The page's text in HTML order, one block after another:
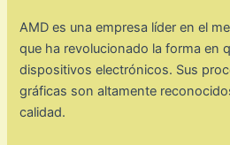
AMD es una empresa líder en el
que ha revolucionado la forma en
dispositivos electrónicos. Sus
gráficas son altamente
calidad.